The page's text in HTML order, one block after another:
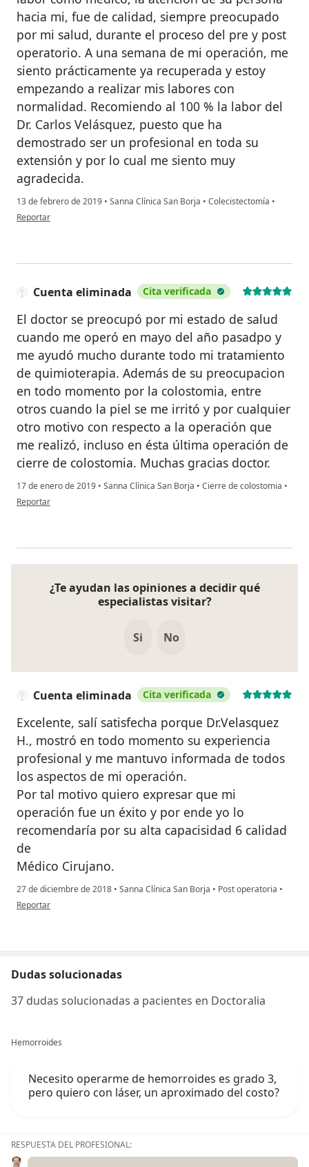
hacia mi, fue de calidad, siempre preocupado
por mi salud, durante el proceso del pre y post
operatorio. A una semana de mi operación, me
siento prácticamente ya recuperada y estoy
empezando a realizar mis labores con
normalidad. Recomiendo al 100 % la labor del
Dr. Carlos Velásquez, puesto que ha
demostrado ser un profesional en toda su
extensión y por lo cual me siento muy
agradecida.
13 de febrero de 2019 • Sanna Clínica San Borja • Colecistectomía •
en opinión del usuario Erika Escalante V.
Reportar
Cuenta eliminada Cita verificada
El doctor se preocupó por mi estado de salud
cuando me operó en mayo del año pasadpo y
me ayudó mucho durante todo mi tratamiento
de quimioterapia. Además de su preocupacion
en todo momento por la colostomia, entre
otros cuando la piel se me irritó y por cualquier
otro motivo con respecto a la operación que
me realizó, incluso en ésta última operación de
cierre de colostomia. Muchas gracias doctor.
17 de enero de 2019 • Sanna Clínica San Borja • Cierre de colostomia •
en opinión del usuario Cuenta eliminada
Reportar
¿Te ayudan las opiniones a decidir qué
especialistas visitar?
Si No
Cuenta eliminada Cita verificada
Excelente, salí satisfecha porque Dr.Velasquez
H., mostró en todo momento su experiencia
profesional y me mantuvo informada de todos
los aspectos de mi operación.
Por tal motivo quiero expresar que mi
operación fue un éxito y por ende yo lo
recomendaría por su alta capacisidad 6 calidad
de
Médico Cirujano.
27 de diciembre de 2018 • Sanna Clínica San Borja • Post operatoria •
en opinión del usuario Cuenta eliminada
Reportar
Dudas solucionadas
37 dudas solucionadas a pacientes en Doctoralia
Hemorroides
Necesito operarme de hemorroides es grado 3,
pero quiero con láser, un aproximado del costo?
RESPUESTA DEL PROFESIONAL: